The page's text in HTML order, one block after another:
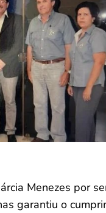
Menezes por
garantiu o